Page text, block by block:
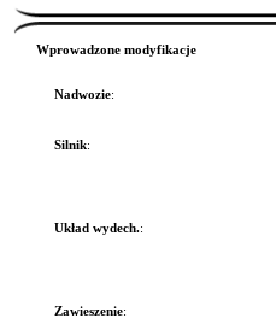
Wprowadzone modyfikacje
Nadwozie:
Silnik:
Układ wydech.:
Zawieszenie: